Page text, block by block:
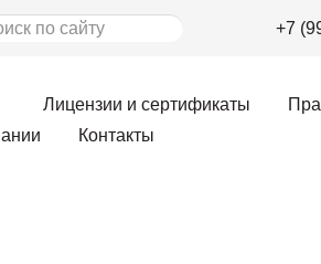
+7
Лицензии и сертификаты
Контакты